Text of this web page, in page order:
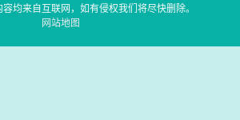
均来自互联网，如有侵权我们将尽快删除。
网站地图